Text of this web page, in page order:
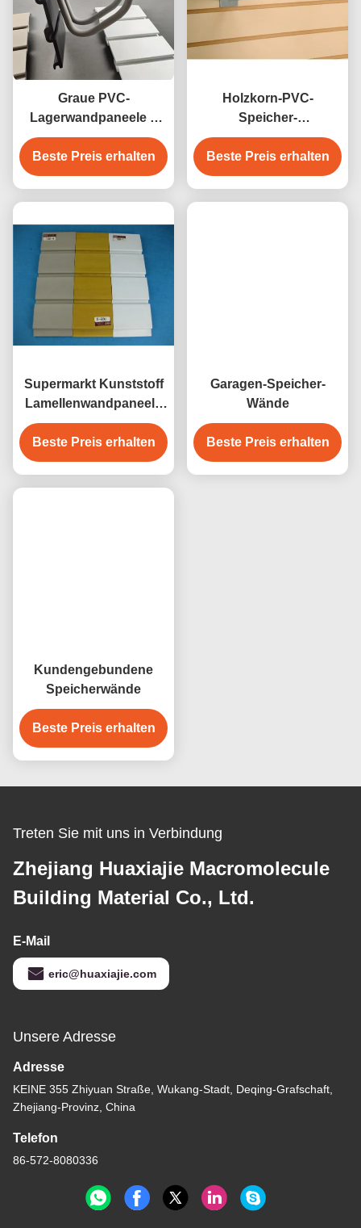
Graue PVC-
Lagerwandpaneele 4
Zoll SlatWall PVC-
Garagenpaneel
Beste Preis erhalten
Holzkorn-PVC-
Speicher-
Schlittenwandplatten
für Garagen,
wasserdicht
Beste Preis erhalten
Supermarkt Kunststoff
Lamellenwandpaneele
PVC Garagenpaneel
Wasserdicht
Beste Preis erhalten
Garagen-Speicher-
Wände
Beste Preis erhalten
Kundengebundene
Speicherwände
Beste Preis erhalten
Treten Sie mit uns in Verbindung
Zhejiang Huaxiajie Macromolecule
Building Material Co., Ltd.
E-Mail
eric@huaxiajie.com
Unsere Adresse
Adresse
KEINE 355 Zhiyuan Straße, Wukang-Stadt, Deqing-Grafschaft,
Zhejiang-Provinz, China
Telefon
86-572-8080336